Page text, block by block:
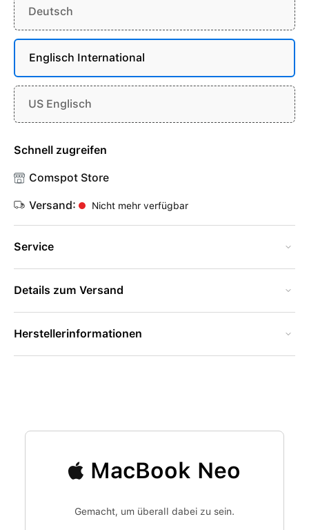
Deutsch
Englisch International
US Englisch
Schnell zugreifen
Comspot Store
Versand: Nicht mehr verfügbar
Service
Details zum Versand
Herstellerinformationen
MacBook Neo
Gemacht, um überall dabei zu sein.